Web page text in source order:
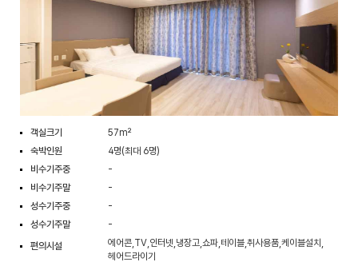
객실크기
57m²
숙박인원
4명(최대 6명)
비수기주중
-
비수기주말
-
성수기주중
-
성수기주말
-
편의시설
에어콘,TV,인터넷,냉장고,쇼파,테이블,취사용품,케이블설치,
헤어드라이기